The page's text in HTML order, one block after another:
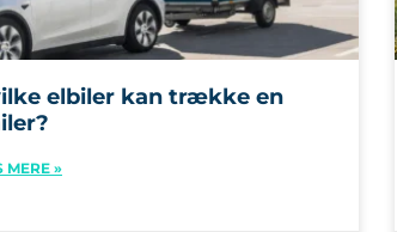
elbiler kan trække en
MERE »